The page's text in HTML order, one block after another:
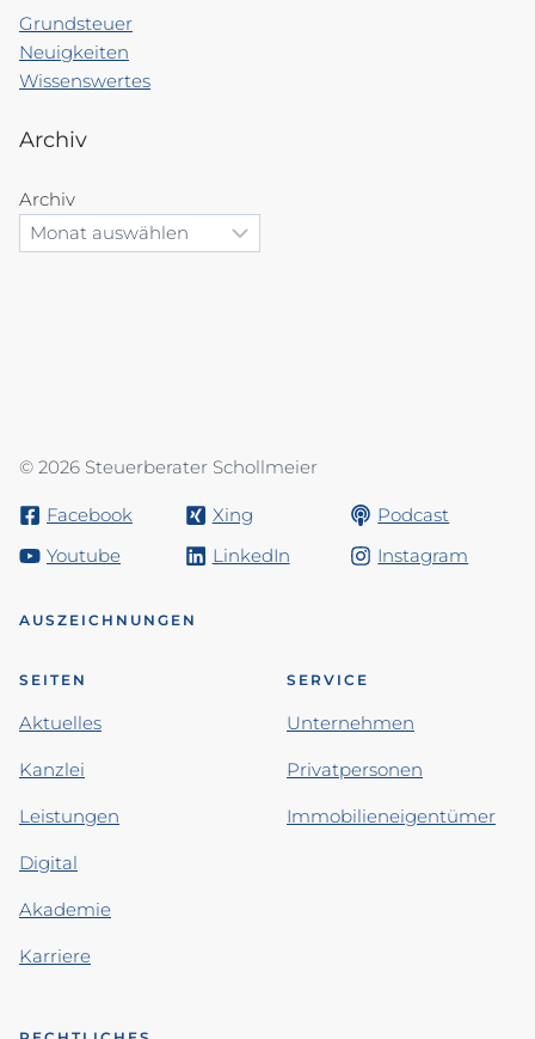
Grundsteuer
Neuigkeiten
Wissenswertes
Archiv
Archiv
© 2026 Steuerberater Schollmeier
Facebook Xing
Podcast
Youtube
LinkedIn Instagram
AUSZEICHNUNGEN
SEITEN
Aktuelles
Kanzlei
Leistungen
Digital
Akademie
Karriere
SERVICE
Unternehmen
Privatpersonen
Immobilieneigentümer